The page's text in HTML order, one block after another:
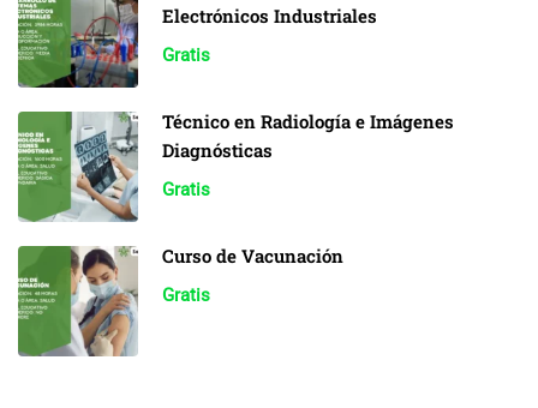
Electrónicos Industriales
Gratis
Técnico en Radiología e Imágenes
Diagnósticas
Gratis
Curso de Vacunación
Gratis